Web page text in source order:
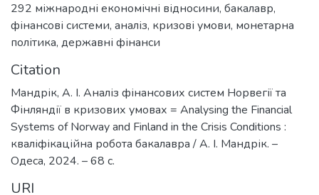
292 міжнародні економічні відносини, бакалавр,
фінансові системи, аналіз, кризові умови, монетарна
політика, державні фінанси
Citation
Мандрік, А. І. Аналіз фінансових систем Норвегії та
Фінляндії в кризових умовах = Analysing the Financial
Systems of Norway and Finland in the Crisis Conditions :
кваліфікаційна робота бакалавра / А. І. Мандрік. –
Одеса, 2024. – 68 с.
URI